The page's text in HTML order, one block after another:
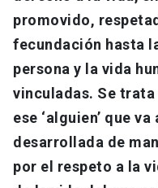
promovido,
fecundación hasta
persona y la vida
vinculadas. Se
ese ‘alguien’ que
desarrollada de
por el respeto a la